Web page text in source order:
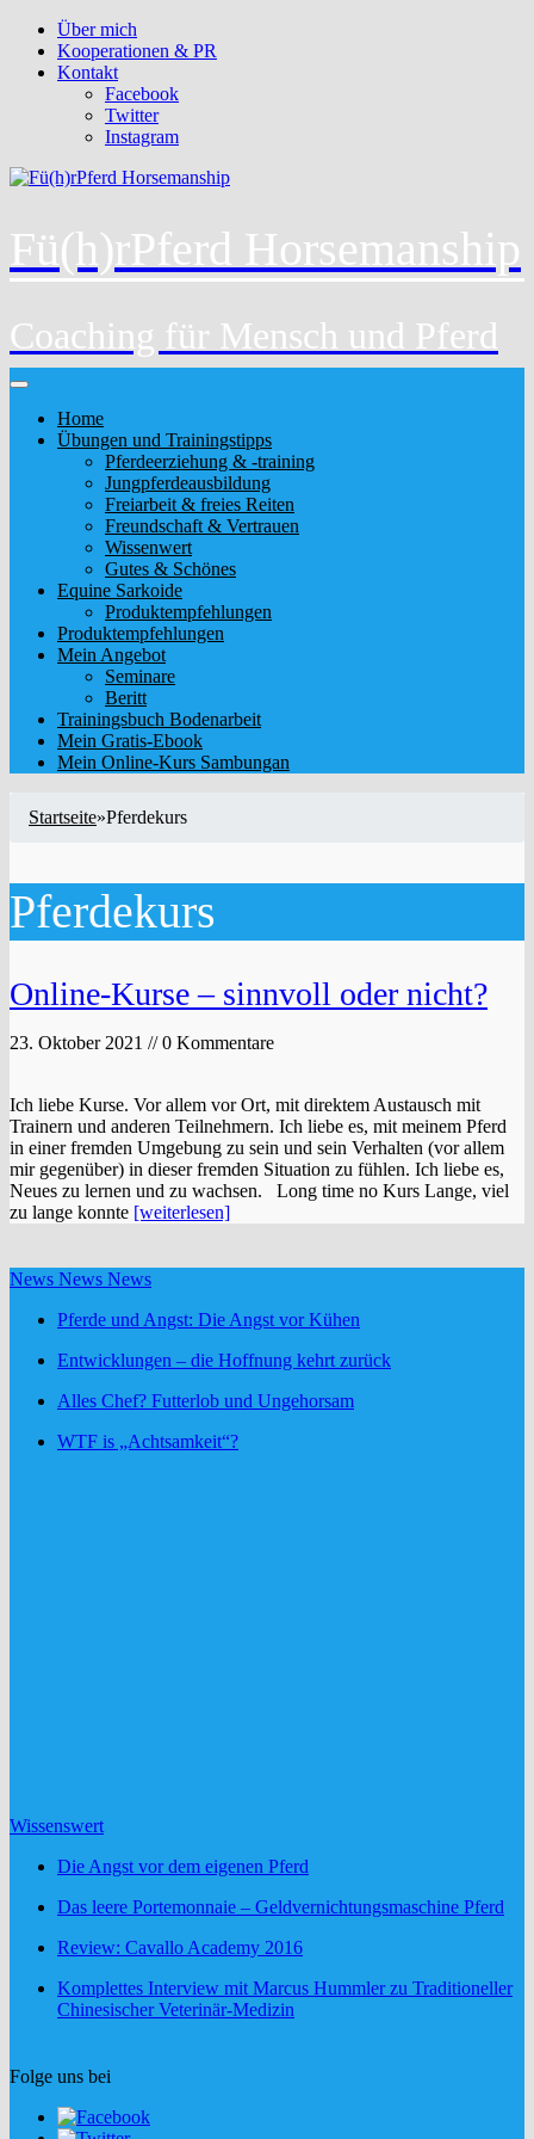
Über mich
Kooperationen & PR
Kontakt
Facebook
Twitter
Instagram
Fü(h)rPferd Horsemanship
Coaching für Mensch und Pferd
Home
Übungen und Trainingstipps
Pferdeerziehung & -training
Jungpferdeausbildung
Freiarbeit & freies Reiten
Freundschaft & Vertrauen
Wissenwert
Gutes & Schönes
Equine Sarkoide
Produktempfehlungen
Produktempfehlungen
Mein Angebot
Seminare
Beritt
Trainingsbuch Bodenarbeit
Mein Gratis-Ebook
Mein Online-Kurs Sambungan
Startseite»Pferdekurs
Pferdekurs
Online-Kurse – sinnvoll oder nicht?
23. Oktober 2021 // 0 Kommentare
Ich liebe Kurse. Vor allem vor Ort, mit direktem Austausch mit
Trainern und anderen Teilnehmern. Ich liebe es, mit meinem Pferd
in einer fremden Umgebung zu sein und sein Verhalten (vor allem
mir gegenüber) in dieser fremden Situation zu fühlen. Ich liebe es,
Neues zu lernen und zu wachsen. Long time no Kurs Lange, viel
zu lange konnte [weiterlesen]
News News News
Pferde und Angst: Die Angst vor Kühen
Entwicklungen – die Hoffnung kehrt zurück
Alles Chef? Futterlob und Ungehorsam
WTF is „Achtsamkeit“?
Wissenswert
Die Angst vor dem eigenen Pferd
Das leere Portemonnaie – Geldvernichtungsmaschine Pferd
Review: Cavallo Academy 2016
Komplettes Interview mit Marcus Hummler zu Traditioneller
Chinesischer Veterinär-Medizin
Folge uns bei